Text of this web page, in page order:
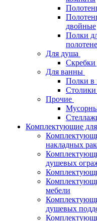
двойные
Полки
Для душа
Скребки
Для ванны
Полки в
Прочие
Комплектующие для
накладных
душевых
мебели
душевых